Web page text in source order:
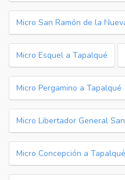
Micro San Ramón de la
Micro Esquel a Tapalqué
Micro Pergamino a Tapalqué
Micro Libertador General
Micro Concepción a Tapalqué